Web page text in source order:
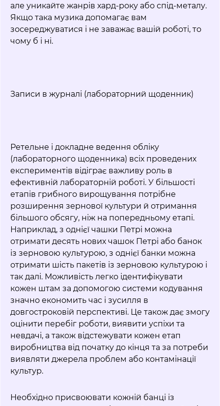
але уникайте жанрів хард-року або спід-металу.
Якщо така музика допомагає вам
зосереджуватися і не заважає вашій роботі, то
чому б і ні.
Записи в журналі (лабораторний щоденник)
Ретельне і докладне ведення обліку
(лабораторного щоденника) всіх проведених
експериментів відіграє важливу роль в
ефективній лабораторній роботі. У більшості
етапів грибного вирощування потрібне
розширення зернової культури й отримання
більшого обсягу, ніж на попередньому етапі.
Наприклад, з однієї чашки Петрі можна
отримати десять нових чашок Петрі або банок
із зерновою культурою, з однієї банки можна
отримати шість пакетів із зерновою культурою і
так далі. Можливість легко ідентифікувати
кожен штам за допомогою системи кодування
значно економить час і зусилля в
довгостроковій перспективі. Це також дає змогу
оцінити перебіг роботи, виявити успіхи та
невдачі, а також відстежувати кожен етап
виробництва від початку до кінця та за потреби
виявляти джерела проблем або контамінації
культур.
Необхідно присвоювати кожній банці із